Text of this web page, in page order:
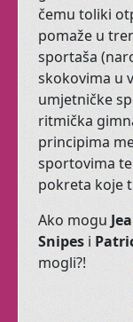
čemu toliki
pomaže u
sportaša
skokovima u
umjetničke
ritmička
principima
sportovima
pokreta koje
Ako mogu
Snipesi
mogli?!